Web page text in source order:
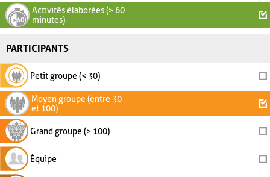
Activités élaborées (> 60
minutes)
PARTICIPANTS
Petit groupe (< 30)
Moyen groupe (entre 30
et 100)
Grand groupe (> 100)
Équipe